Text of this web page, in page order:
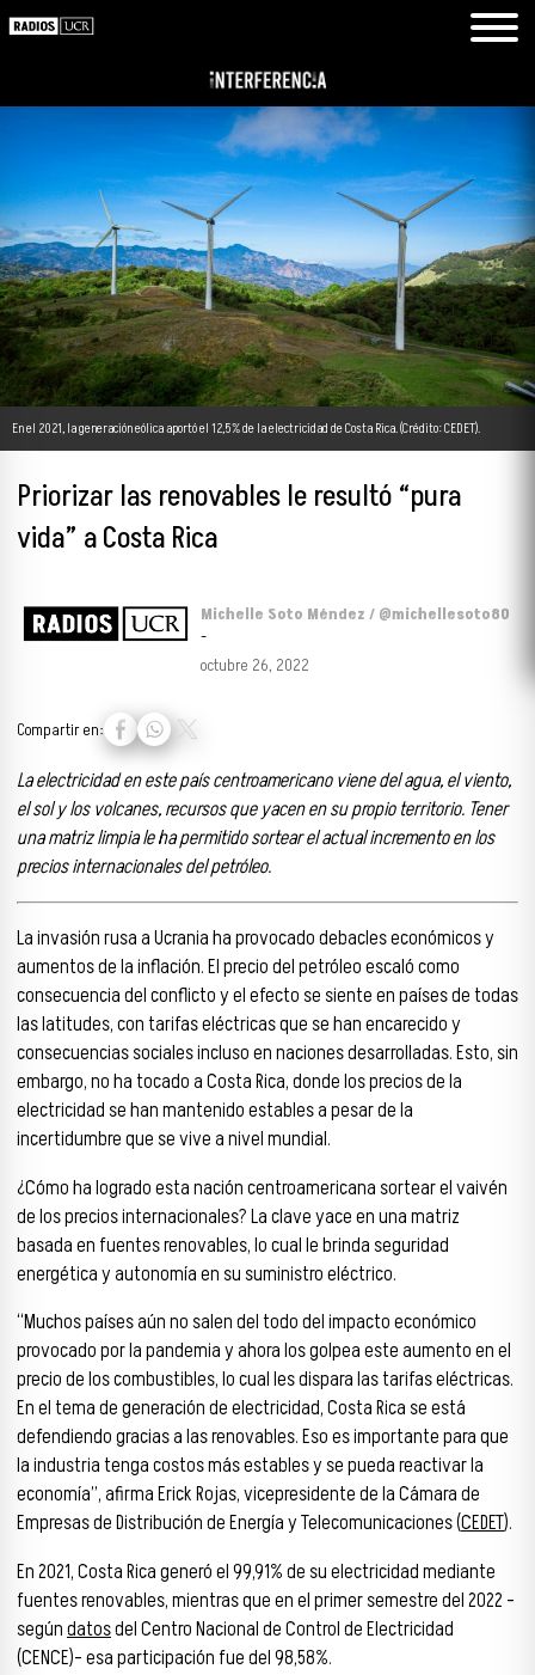
En el 2021, la generación eólica aportó el 12,5% de la electricidad de Costa Rica. (Crédito: CEDET).
Priorizar las renovables le resultó “pura
vida” a Costa Rica
Michelle Soto Méndez / @michellesoto80
-
octubre 26, 2022
Compartir en:
La electricidad en este país centroamericano viene del agua, el viento,
el sol y los volcanes, recursos que yacen en su propio territorio. Tener
una matriz limpia le ha permitido sortear el actual incremento en los
precios internacionales del petróleo.
La invasión rusa a Ucrania ha provocado debacles económicos y
aumentos de la inflación. El precio del petróleo escaló como
consecuencia del conflicto y el efecto se siente en países de todas
las latitudes, con tarifas eléctricas que se han encarecido y
consecuencias sociales incluso en naciones desarrolladas. Esto, sin
embargo, no ha tocado a Costa Rica, donde los precios de la
electricidad se han mantenido estables a pesar de la
incertidumbre que se vive a nivel mundial.
¿Cómo ha logrado esta nación centroamericana sortear el vaivén
de los precios internacionales? La clave yace en una matriz
basada en fuentes renovables, lo cual le brinda seguridad
energética y autonomía en su suministro eléctrico.
“Muchos países aún no salen del todo del impacto económico
provocado por la pandemia y ahora los golpea este aumento en el
precio de los combustibles, lo cual les dispara las tarifas eléctricas.
En el tema de generación de electricidad, Costa Rica se está
defendiendo gracias a las renovables. Eso es importante para que
la industria tenga costos más estables y se pueda reactivar la
economía”, afirma Erick Rojas, vicepresidente de la Cámara de
Empresas de Distribución de Energía y Telecomunicaciones (CEDET).
En 2021, Costa Rica generó el 99,91% de su electricidad mediante
fuentes renovables, mientras que en el primer semestre del 2022 –
segúndatosdel Centro Nacional de Control de Electricidad
(CENCE)– esa participación fue del 98,58%.